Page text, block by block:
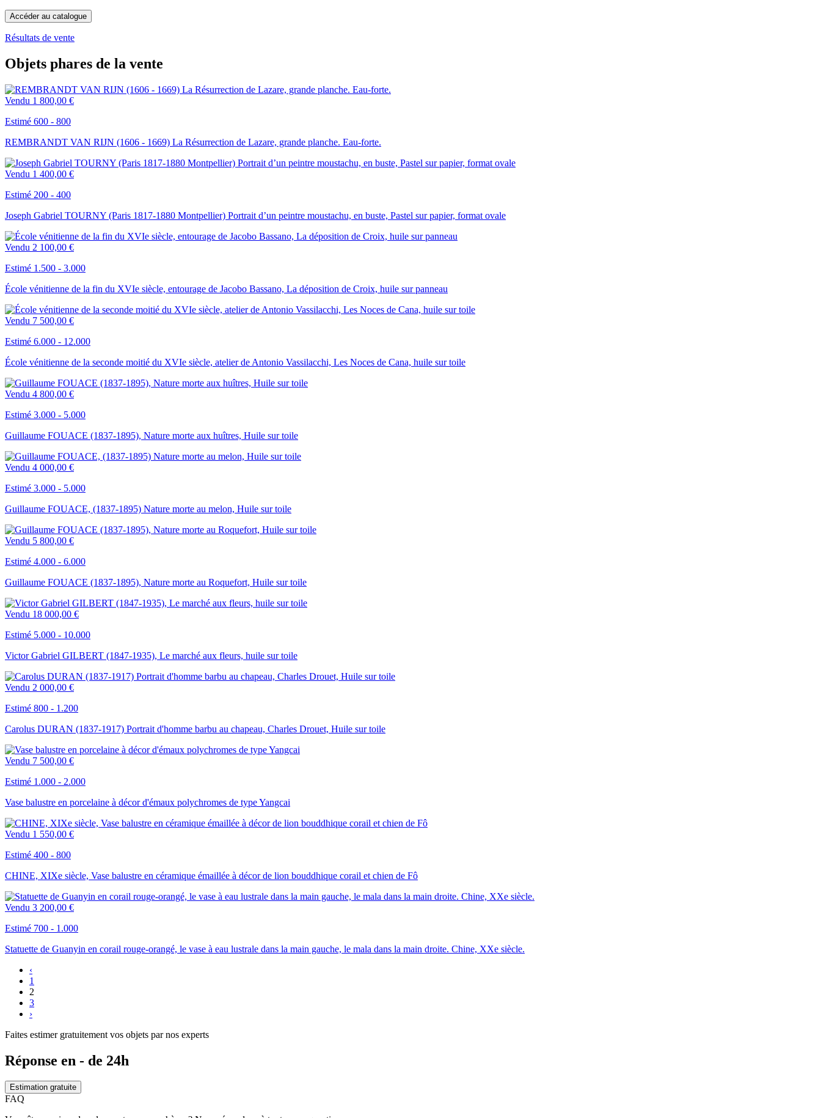
Accéder au catalogue
Résultats de vente
Objets phares de la vente
Vendu 1 800,00 €
Estimé 600 - 800
REMBRANDT VAN RIJN (1606 - 1669) La Résurrection de Lazare, grande planche. Eau-forte.
Vendu 1 400,00 €
Estimé 200 - 400
Joseph Gabriel TOURNY (Paris 1817-1880 Montpellier) Portrait d’un peintre moustachu, en buste, Pastel sur papier, format ovale
Vendu 2 100,00 €
Estimé 1.500 - 3.000
École vénitienne de la fin du XVIe siècle, entourage de Jacobo Bassano, La déposition de Croix, huile sur panneau
Vendu 7 500,00 €
Estimé 6.000 - 12.000
École vénitienne de la seconde moitié du XVIe siècle, atelier de Antonio Vassilacchi, Les Noces de Cana, huile sur toile
Vendu 4 800,00 €
Estimé 3.000 - 5.000
Guillaume FOUACE (1837-1895), Nature morte aux huîtres, Huile sur toile
Vendu 4 000,00 €
Estimé 3.000 - 5.000
Guillaume FOUACE, (1837-1895) Nature morte au melon, Huile sur toile
Vendu 5 800,00 €
Estimé 4.000 - 6.000
Guillaume FOUACE (1837-1895), Nature morte au Roquefort, Huile sur toile
Vendu 18 000,00 €
Estimé 5.000 - 10.000
Victor Gabriel GILBERT (1847-1935), Le marché aux fleurs, huile sur toile
Vendu 2 000,00 €
Estimé 800 - 1.200
Carolus DURAN (1837-1917) Portrait d'homme barbu au chapeau, Charles Drouet, Huile sur toile
Vendu 7 500,00 €
Estimé 1.000 - 2.000
Vase balustre en porcelaine à décor d'émaux polychromes de type Yangcai
Vendu 1 550,00 €
Estimé 400 - 800
CHINE, XIXe siècle, Vase balustre en céramique émaillée à décor de lion bouddhique corail et chien de Fô
Vendu 3 200,00 €
Estimé 700 - 1.000
Statuette de Guanyin en corail rouge-orangé, le vase à eau lustrale dans la main gauche, le mala dans la main droite. Chine, XXe siècle.
‹
1
2
3
›
Faites estimer gratuitement vos objets par nos experts
Réponse en - de 24h
Estimation gratuite
FAQ